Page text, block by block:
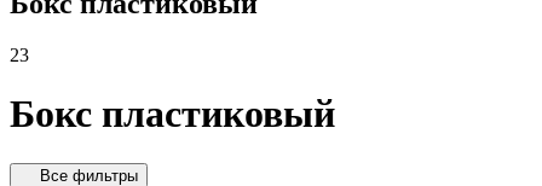
23
Бокс пластиковый
Все фильтры